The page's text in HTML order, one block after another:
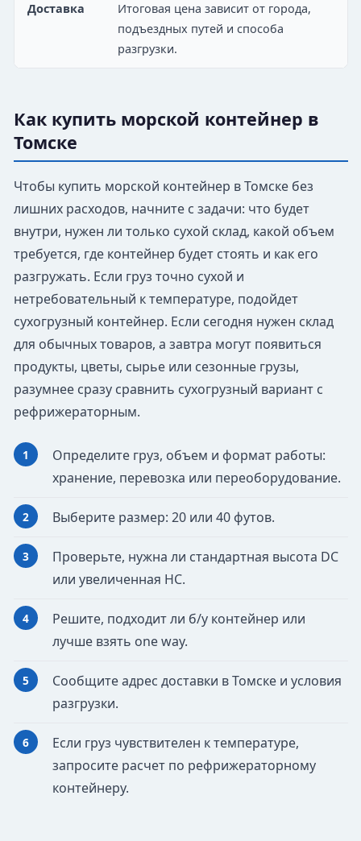
Доставка
Итоговая цена зависит от города,
подъездных путей и способа
разгрузки.
Как купить морской контейнер в
Томске
Чтобы купить морской контейнер в Томске без
лишних расходов, начните с задачи: что будет
внутри, нужен ли только сухой склад, какой объем
требуется, где контейнер будет стоять и как его
разгружать. Если груз точно сухой и
нетребовательный к температуре, подойдет
сухогрузный контейнер. Если сегодня нужен склад
для обычных товаров, а завтра могут появиться
продукты, цветы, сырье или сезонные грузы,
разумнее сразу сравнить сухогрузный вариант с
рефрижераторным.
Определите груз, объем и формат работы:
хранение, перевозка или переоборудование.
Выберите размер: 20 или 40 футов.
Проверьте, нужна ли стандартная высота DC
или увеличенная HC.
Решите, подходит ли б/у контейнер или
лучше взять one way.
Сообщите адрес доставки в Томске и условия
разгрузки.
Если груз чувствителен к температуре,
запросите расчет по рефрижераторному
контейнеру.